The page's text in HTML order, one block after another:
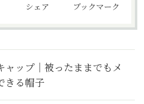
シェア ブックマーク
ャップ｜被ったままでもメ
きる帽子